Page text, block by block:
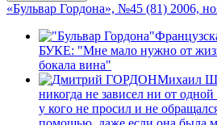
«Бульвар Гордона», №45 (81) 2006,
БУКЕ: "Мне мало нужно от
бокала вина"
Михаил
никогда не зависел ни от
у кого не просил и не